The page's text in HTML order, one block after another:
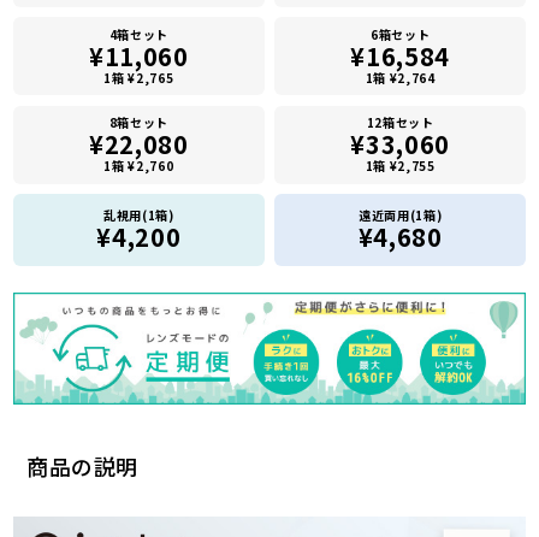
商品の説明
4箱セット
¥11,060
1箱 ¥2,765
6箱セット
¥16,584
1箱 ¥2,764
8箱セット
¥22,080
1箱 ¥2,760
12箱セット
¥33,060
1箱 ¥2,755
乱視用(1箱)
¥4,200
遠近両用(1箱)
¥4,680